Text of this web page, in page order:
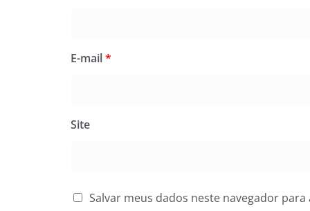
E-mail*
Site
Salvar meus dados neste navegador